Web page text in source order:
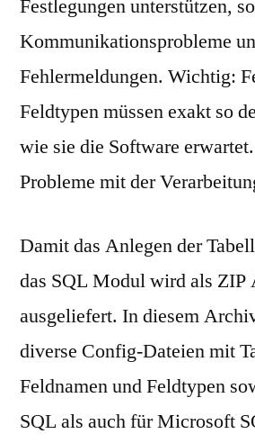
Festlegungen unterstützen,
Kommunikationsprobleme
Fehlermeldungen. Wichtig:
Feldtypen müssen exakt so
wie sie die Software
Probleme mit der
Damit das Anlegen der
das SQL Modul wird als ZIP
ausgeliefert. In diesem
diverse Config-Dateien mit
Feldnamen und Feldtypen
SQL als auch für Microsoft